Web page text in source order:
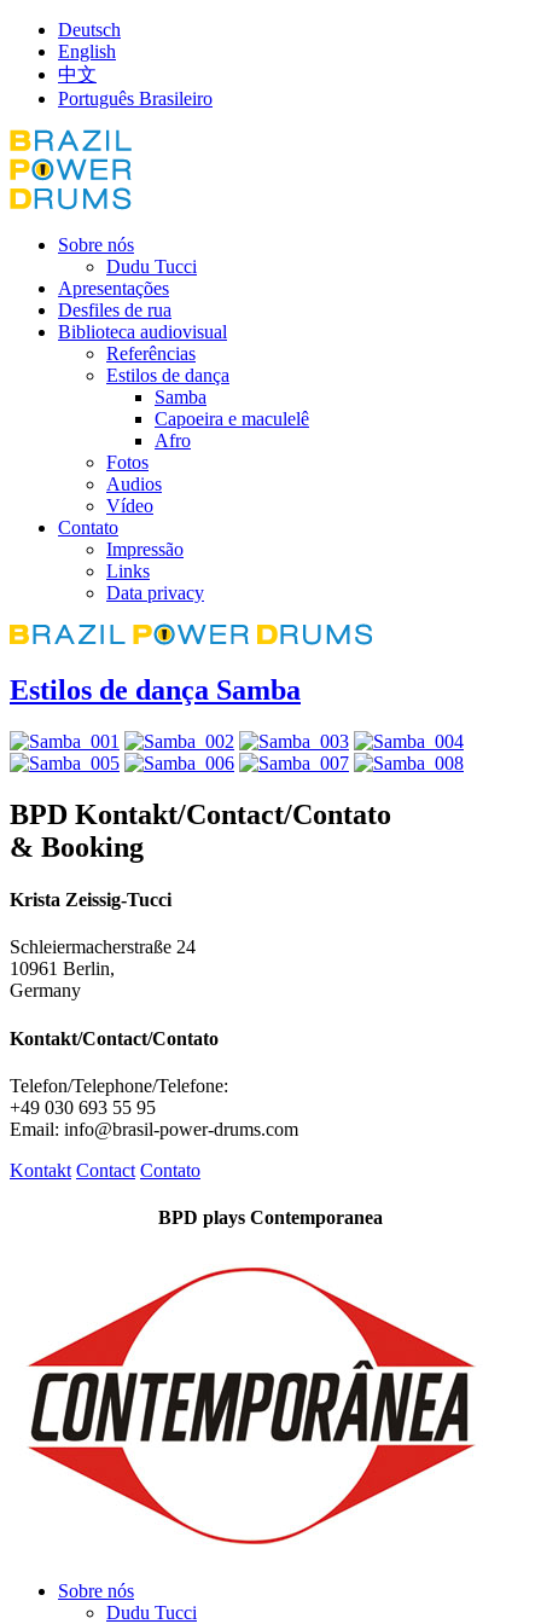
Deutsch
English
中文
Português Brasileiro
Sobre nós
Dudu Tucci
Apresentações
Desfiles de rua
Biblioteca audiovisual
Referências
Estilos de dança
Samba
Capoeira e maculelê
Afro
Fotos
Audios
Vídeo
Contato
Impressão
Links
Data privacy
Estilos de dança Samba
BPD Kontakt/Contact/Contato
& Booking
Krista Zeissig-Tucci
Schleiermacherstraße 24
10961 Berlin,
Germany
Kontakt/Contact/Contato
Telefon/Telephone/Telefone:
+49 030 693 55 95
Email: info@brasil-power-drums.com
Kontakt Contact Contato
BPD plays Contemporanea
Sobre nós
Dudu Tucci